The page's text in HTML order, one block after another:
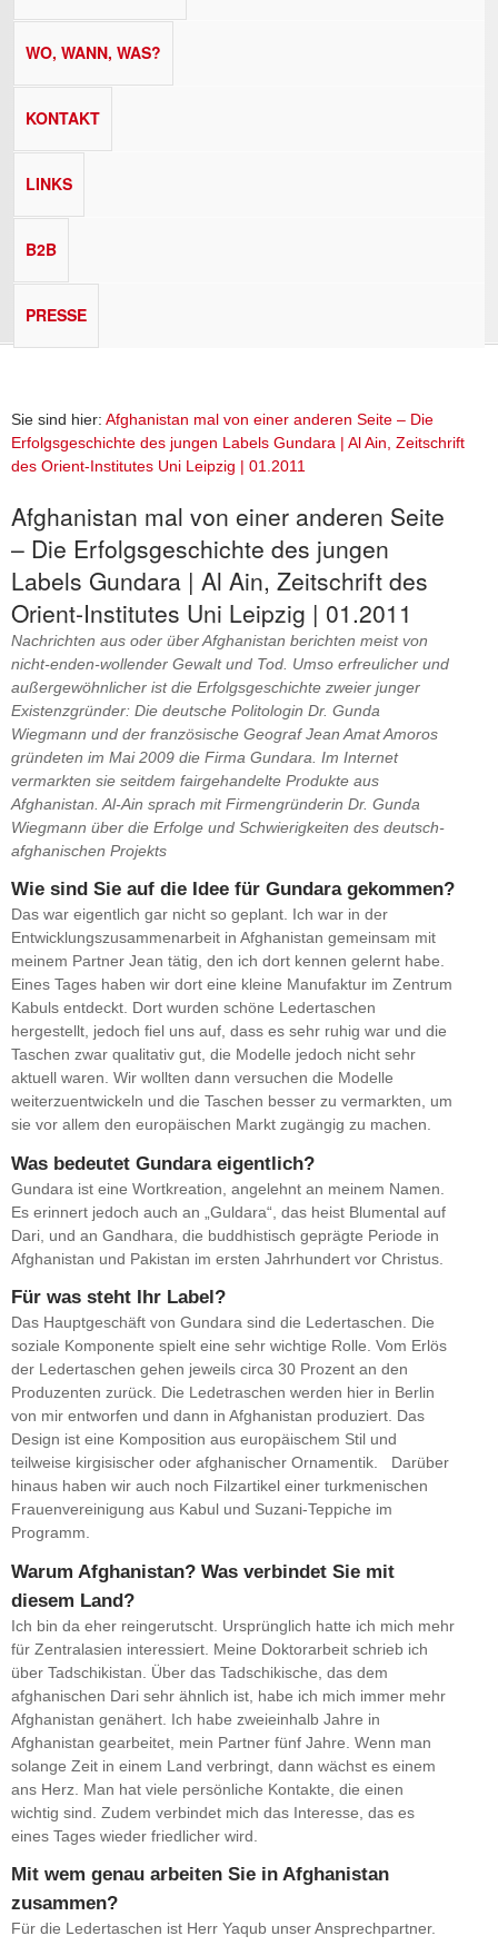
WO, WANN, WAS?
KONTAKT
LINKS
B2B
PRESSE
Sie sind hier: Afghanistan mal von einer anderen Seite – Die
Erfolgsgeschichte des jungen Labels Gundara | Al Ain, Zeitschrift
des Orient-Institutes Uni Leipzig | 01.2011
Afghanistan mal von einer anderen Seite
– Die Erfolgsgeschichte des jungen
Labels Gundara | Al Ain, Zeitschrift des
Orient-Institutes Uni Leipzig | 01.2011
Nachrichten aus oder über Afghanistan berichten meist von
nicht-enden-wollender Gewalt und Tod. Umso erfreulicher und
außergewöhnlicher ist die Erfolgsgeschichte zweier junger
Existenzgründer: Die deutsche Politologin Dr. Gunda
Wiegmann und der französische Geograf Jean Amat Amoros
gründeten im Mai 2009 die Firma Gundara. Im Internet
vermarkten sie seitdem fairgehandelte Produkte aus
Afghanistan. Al-Ain sprach mit Firmengründerin Dr. Gunda
Wiegmann über die Erfolge und Schwierigkeiten des deutsch-
afghanischen Projekts
Wie sind Sie auf die Idee für Gundara gekommen?
Das war eigentlich gar nicht so geplant. Ich war in der
Entwicklungszusammenarbeit in Afghanistan gemeinsam mit
meinem Partner Jean tätig, den ich dort kennen gelernt habe.
Eines Tages haben wir dort eine kleine Manufaktur im Zentrum
Kabuls entdeckt. Dort wurden schöne Ledertaschen
hergestellt, jedoch fiel uns auf, dass es sehr ruhig war und die
Taschen zwar qualitativ gut, die Modelle jedoch nicht sehr
aktuell waren. Wir wollten dann versuchen die Modelle
weiterzuentwickeln und die Taschen besser zu vermarkten, um
sie vor allem den europäischen Markt zugängig zu machen.
Was bedeutet Gundara eigentlich?
Gundara ist eine Wortkreation, angelehnt an meinem Namen.
Es erinnert jedoch auch an „Guldara“, das heist Blumental auf
Dari, und an Gandhara, die buddhistisch geprägte Periode in
Afghanistan und Pakistan im ersten Jahrhundert vor Christus.
Für was steht Ihr Label?
Das Hauptgeschäft von Gundara sind die Ledertaschen. Die
soziale Komponente spielt eine sehr wichtige Rolle. Vom Erlös
der Ledertaschen gehen jeweils circa 30 Prozent an den
Produzenten zurück. Die Ledetraschen werden hier in Berlin
von mir entworfen und dann in Afghanistan produziert. Das
Design ist eine Komposition aus europäischem Stil und
teilweise kirgisischer oder afghanischer Ornamentik. Darüber
hinaus haben wir auch noch Filzartikel einer turkmenischen
Frauenvereinigung aus Kabul und Suzani-Teppiche im
Programm.
Warum Afghanistan? Was verbindet Sie mit
diesem Land?
Ich bin da eher reingerutscht. Ursprünglich hatte ich mich mehr
für Zentralasien interessiert. Meine Doktorarbeit schrieb ich
über Tadschikistan. Über das Tadschikische, das dem
afghanischen Dari sehr ähnlich ist, habe ich mich immer mehr
Afghanistan genähert. Ich habe zweieinhalb Jahre in
Afghanistan gearbeitet, mein Partner fünf Jahre. Wenn man
solange Zeit in einem Land verbringt, dann wächst es einem
ans Herz. Man hat viele persönliche Kontakte, die einen
wichtig sind. Zudem verbindet mich das Interesse, das es
eines Tages wieder friedlicher wird.
Mit wem genau arbeiten Sie in Afghanistan
zusammen?
Für die Ledertaschen ist Herr Yaqub unser Ansprechpartner.